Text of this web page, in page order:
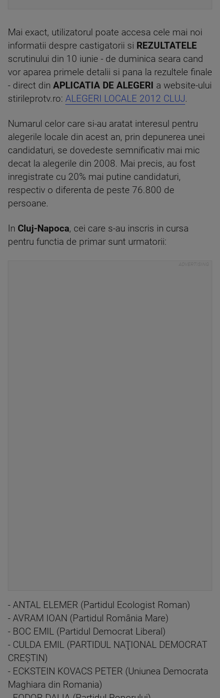
Mai exact, utilizatorul poate accesa cele mai noi
informatii despre castigatorii si REZULTATELE
scrutinului din 10 iunie - de duminica seara cand
vor aparea primele detalii si pana la rezultele finale
- direct din APLICATIA DE ALEGERI a website-ului
stirileprotv.ro: ALEGERI LOCALE 2012 CLUJ.
Numarul celor care si-au aratat interesul pentru
alegerile locale din acest an, prin depunerea unei
candidaturi, se dovedeste semnificativ mai mic
decat la alegerile din 2008. Mai precis, au fost
inregistrate cu 20% mai putine candidaturi,
respectiv o diferenta de peste 76.800 de
persoane.
In Cluj-Napoca, cei care s-au inscris in cursa
pentru functia de primar sunt urmatorii:
- ANTAL ELEMER (Partidul Ecologist Roman)
- AVRAM IOAN (Partidul România Mare)
- BOC EMIL (Partidul Democrat Liberal)
- CULDA EMIL (PARTIDUL NAŢIONAL DEMOCRAT
CREŞTIN)
- ECKSTEIN KOVACS PETER (Uniunea Democrata
Maghiara din Romania)